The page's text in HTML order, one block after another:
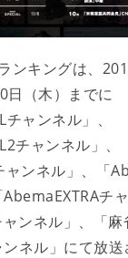
ンキングは、
日（木）までに
チャンネル」、
チャンネル」、
ャンネル」、「
チャ
ンネル」、「
ネル」にて放送